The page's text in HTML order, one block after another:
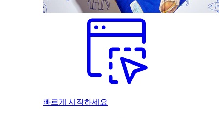
빠르게 시작하세요